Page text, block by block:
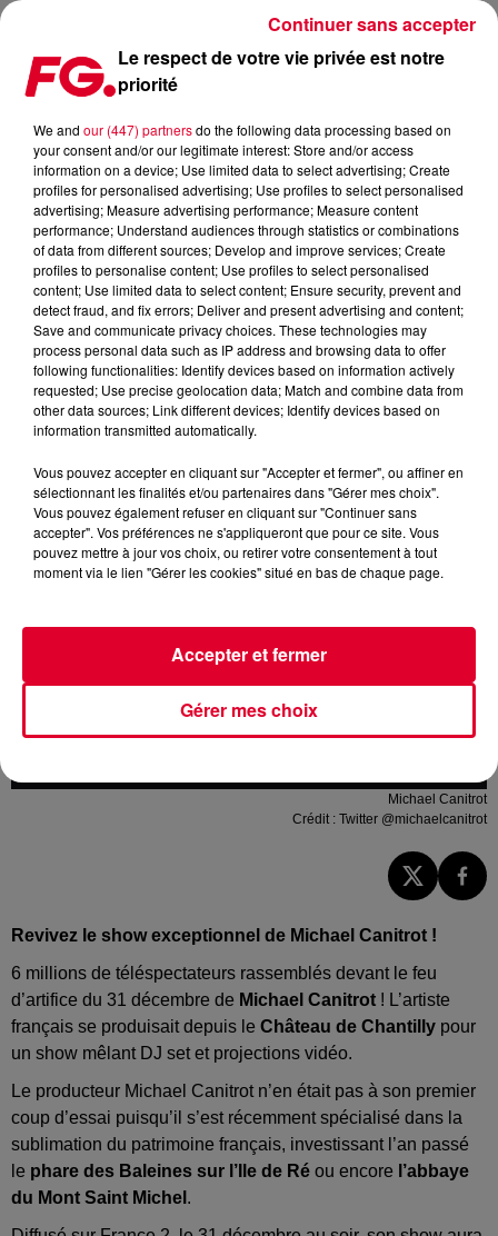
REVIVEZ LE SHOW EXCEPTIONNEL DE MICHAEL CANITROT !
Publié : 3 janvier 2022 à 12h18 par Christophe HUBERT
Michael Canitrot
Crédit : Twitter @michaelcanitrot
Revivez le show exceptionnel de Michael Canitrot !
6 millions de téléspectateurs rassemblés devant le feu
d’artifice du 31 décembre de Michael Canitrot ! L’artiste
français se produisait depuis le Château de Chantilly pour
un show mêlant DJ set et projections vidéo.
Le producteur Michael Canitrot n’en était pas à son premier
coup d’essai puisqu’il s’est récemment spécialisé dans la
sublimation du patrimoine français, investissant l’an passé
le phare des Baleines sur l’Ile de Ré ou encore l’abbaye
du Mont Saint Michel .
Le respect de votre vie privée est notre
priorité
We and our (447) partnersdo the following data processing based on
your consent and/or our legitimate interest: Store and/or access
information on a device; Use limited data to select advertising; Create
profiles for personalised advertising; Use profiles to select personalised
advertising; Measure advertising performance; Measure content
performance; Understand audiences through statistics or combinations
of data from different sources; Develop and improve services; Create
profiles to personalise content; Use profiles to select personalised
content; Use limited data to select content; Ensure security, prevent and
detect fraud, and fix errors; Deliver and present advertising and content;
Save and communicate privacy choices. These technologies may
process personal data such as IP address and browsing data to offer
following functionalities: Identify devices based on information actively
requested; Use precise geolocation data; Match and combine data from
other data sources; Link different devices; Identify devices based on
information transmitted automatically.
Vous pouvez accepter en cliquant sur "Accepter et fermer", ou affiner en
sélectionnant les finalités et/ou partenaires dans "Gérer mes choix".
Vous pouvez également refuser en cliquant sur "Continuer sans
accepter". Vos préférences ne s'appliqueront que pour ce site. Vous
pouvez mettre à jour vos choix, ou retirer votre consentement à tout
moment via le lien "Gérer les cookies" situé en bas de chaque page.
Gérer mes choix
Accepter et fermer
Continuer sans accepter